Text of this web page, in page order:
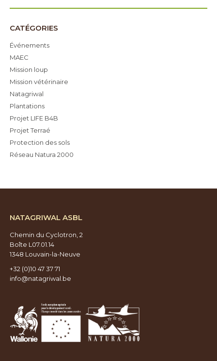
CATÉGORIES
Événements
MAEC
Mission loup
Mission vétérinaire
Natagriwal
Plantations
Projet LIFE B4B
Projet Terraé
Protection des sols
Réseau Natura 2000
NATAGRIWAL ASBL
Chemin du Cyclotron, 2
Boîte L07.01.14
1348 Louvain-la-Neuve
+32 (0)10 47 37 71
info@natagriwal.be